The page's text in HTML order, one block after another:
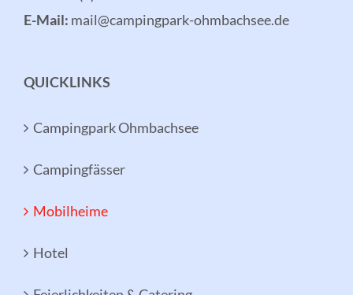
E-Mail: mail@campingpark-ohmbachsee.de
QUICKLINKS
Campingpark Ohmbachsee
Campingfässer
Mobilheime
Hotel